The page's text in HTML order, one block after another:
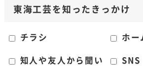
東海工芸を知った きっかけ
チラシ ホー
知人や友人から聞い SNS